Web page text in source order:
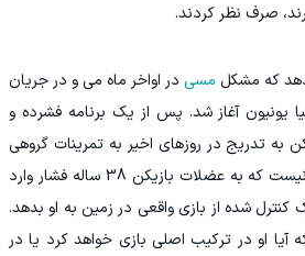
صرف نظر کردند.
که مشکل مسی در اواخر ماه می و در جریان
یونیون آغاز شد. پس از یک برنامه‌ فشرده و
به تدریج در روزهای اخیر به تمرینات گروهی
پیوست. هدف اسکالونی این نیست که به عضلات بازیکن 38 ساله فشار وارد
شده از بازی واقعی در زمین به او بدهد.
آیا او در ترکیب اصلی بازی خواهد کرد یا در